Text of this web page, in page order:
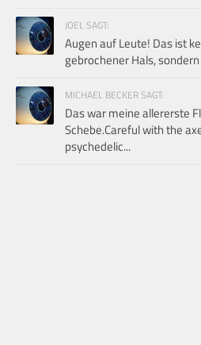
JOEL SAGT:
Augen auf Leute! Das ist
gebrochener Hals,
MICHAEL BECKER SAGT:
Das war meine allererste
Schebe.Careful with the
psychedelic...